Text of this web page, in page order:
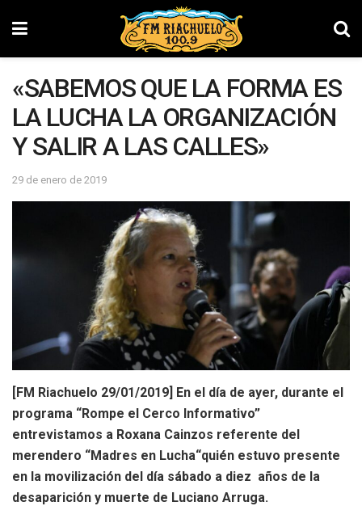
«SABEMOS QUE LA FORMA ES
LA LUCHA LA ORGANIZACIÓN
Y SALIR A LAS CALLES»
29 de enero de 2019
[FM Riachuelo 29/01/2019] En el día de ayer, durante el
programa “Rompe el Cerco Informativo”
entrevistamos a Roxana Cainzos referente del
merendero “Madres en Lucha“quién estuvo presente
en la movilización del día sábado a diez años de la
desaparición y muerte de Luciano Arruga.